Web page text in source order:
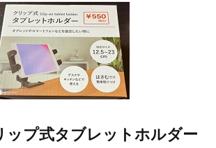
ップ式タブレットホルダー